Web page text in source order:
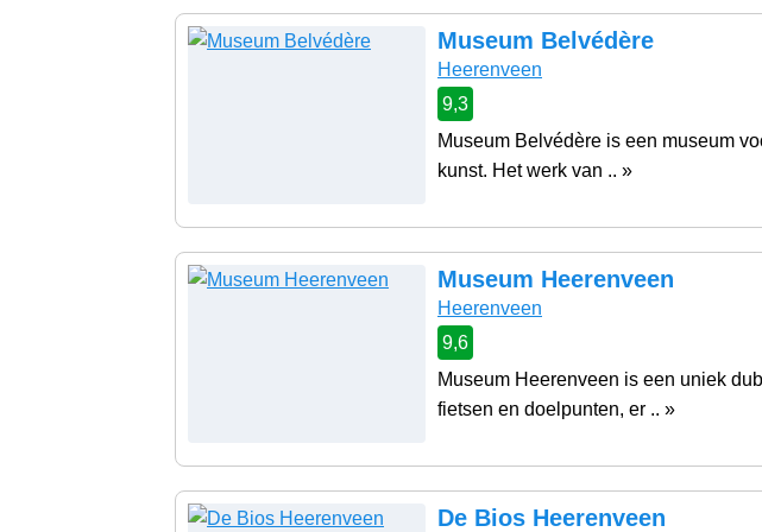
Museum Belvédère
Heerenveen
9,3
Museum Belvédère is een museum
kunst. Het werk van .. »
Museum Heerenveen
Heerenveen
9,6
Museum Heerenveen is een uniek
fietsen en doelpunten, er .. »
De Bios Heerenveen